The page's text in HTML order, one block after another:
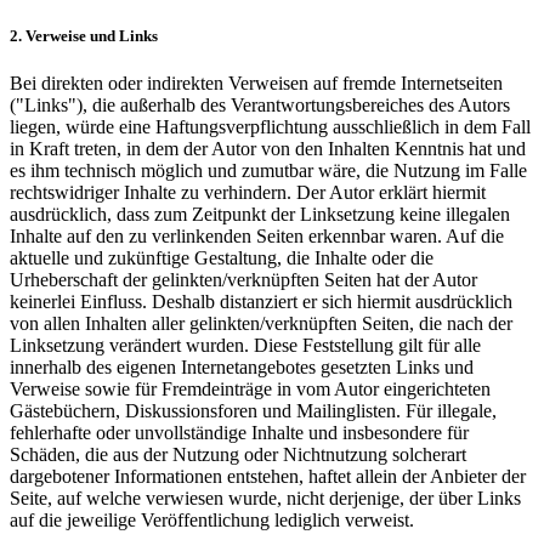
2. Verweise und Links
Bei direkten oder indirekten Verweisen auf fremde Internetseiten
("Links"), die außerhalb des Verantwortungsbereiches des Autors
liegen, würde eine Haftungsverpflichtung ausschließlich in dem Fall
in Kraft treten, in dem der Autor von den Inhalten Kenntnis hat und
es ihm technisch möglich und zumutbar wäre, die Nutzung im Falle
rechtswidriger Inhalte zu verhindern. Der Autor erklärt hiermit
ausdrücklich, dass zum Zeitpunkt der Linksetzung keine illegalen
Inhalte auf den zu verlinkenden Seiten erkennbar waren. Auf die
aktuelle und zukünftige Gestaltung, die Inhalte oder die
Urheberschaft der gelinkten/verknüpften Seiten hat der Autor
keinerlei Einfluss. Deshalb distanziert er sich hiermit ausdrücklich
von allen Inhalten aller gelinkten/verknüpften Seiten, die nach der
Linksetzung verändert wurden. Diese Feststellung gilt für alle
innerhalb des eigenen Internetangebotes gesetzten Links und
Verweise sowie für Fremdeinträge in vom Autor eingerichteten
Gästebüchern, Diskussionsforen und Mailinglisten. Für illegale,
fehlerhafte oder unvollständige Inhalte und insbesondere für
Schäden, die aus der Nutzung oder Nichtnutzung solcherart
dargebotener Informationen entstehen, haftet allein der Anbieter der
Seite, auf welche verwiesen wurde, nicht derjenige, der über Links
auf die jeweilige Veröffentlichung lediglich verweist.